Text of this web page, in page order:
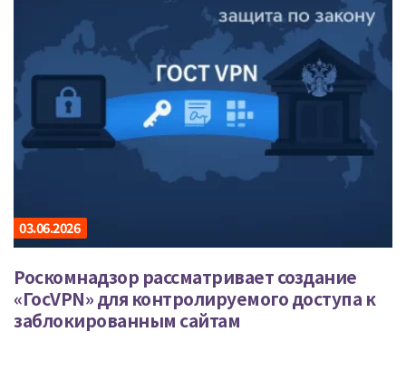
03.06.2026
Роскомнадзор рассматривает создание
«ГосVPN» для контролируемого доступа к
заблокированным сайтам